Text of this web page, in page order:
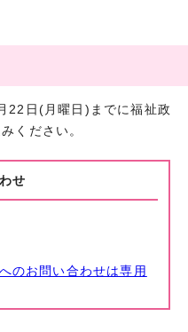
22日(月曜日)までに福祉政
ください。
せ
のお問い合わせは専用